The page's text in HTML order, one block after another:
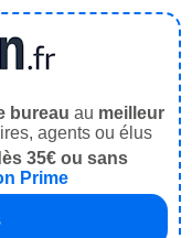
bureau au meilleur
agents ou élus
35€ ou sans
Prime